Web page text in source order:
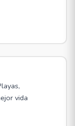
vida